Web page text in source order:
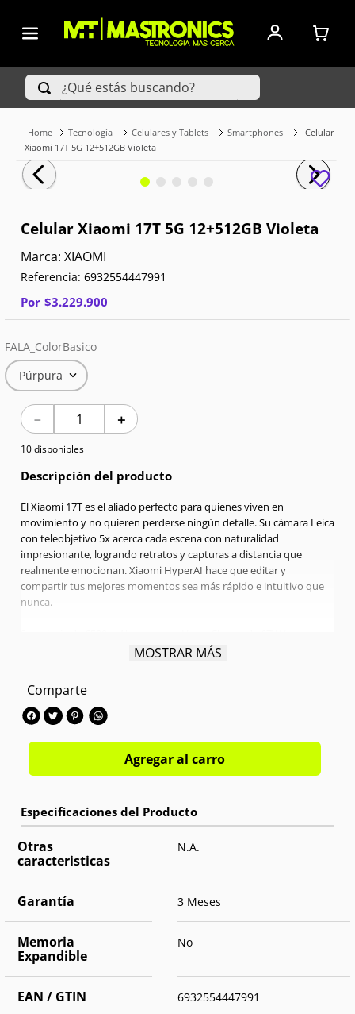
¿Qué estás buscando?
Tecnología Celulares y Tablets Smartphones
Celular
Xiaomi 17T 5G 12+512GB Violeta
Celular Xiaomi 17T 5G 12+512GB Violeta
XIAOMI
Referencia: 6932554447991
Por $3.229.900
FALA_ColorBasico
Púrpura
＋
－
10 disponibles
Descripción del producto
El Xiaomi 17T es el aliado perfecto para quienes viven en
movimiento y no quieren perderse ningún detalle. Su cámara Leica
con teleobjetivo 5x acerca cada escena con naturalidad
impresionante, logrando retratos y capturas a distancia que
realmente emocionan. Xiaomi HyperAI hace que editar y
compartir tus mejores momentos sea más rápido e intuitivo que
nunca.
acompaña de sol a sol sin pausas, y cuando necesitas recargar, lo
para llevarlo siempre contigo sin esfuerzo. Potencia, fotografía
profesional y autonomía real en un solo equipo. ¡Cómpralo hoy a
cuotas sin intereses!
6.59" AMOLED 68B Colores 120Hz
Memoria interna:512GB
Cámara trasera:
Triple 50MP+50MP+12MP
Cámara frontal:
Batería:5500 mAh
OS:Android 16
MOSTRAR MÁS
Comparte
Agregar al carro
Otras
caracteristicas
N.A.
Garantía 3 Meses
Memoria
Expandible
No
EAN / GTIN 6932554447991
TÉRMINOS MÁS BUSCADOS
1.
Iphone
3.
Celulares Samsung
4.
Televisores
5.
Red Magic
6.
S25 Ultra
7.
Celulares
8.
Iphone 15 Pro Max